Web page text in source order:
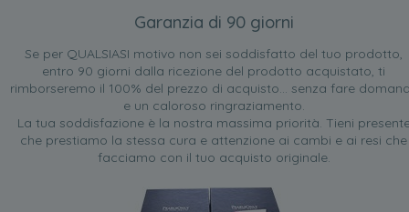
Garanzia di 90 giorni
Se per QUALSIASI motivo non sei soddisfatto del tuo prodotto,
entro 90 giorni dalla ricezione del prodotto acquistato, ti
rimborseremo il 100% del prezzo di acquisto... senza fare
e un caloroso ringraziamento.
La tua soddisfazione è la nostra massima priorità. Tieni
che prestiamo la stessa cura e attenzione ai cambi e ai resi che
facciamo con il tuo acquisto originale.